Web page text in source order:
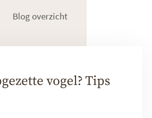
Blog overzicht
vogel? Tips